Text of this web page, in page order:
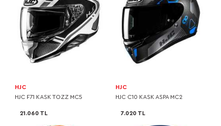
HJC
HJC F71 KASK TOZZ MC5
21.060 TL
HJC
HJC C10 KASK ASPA MC2
7.020 TL